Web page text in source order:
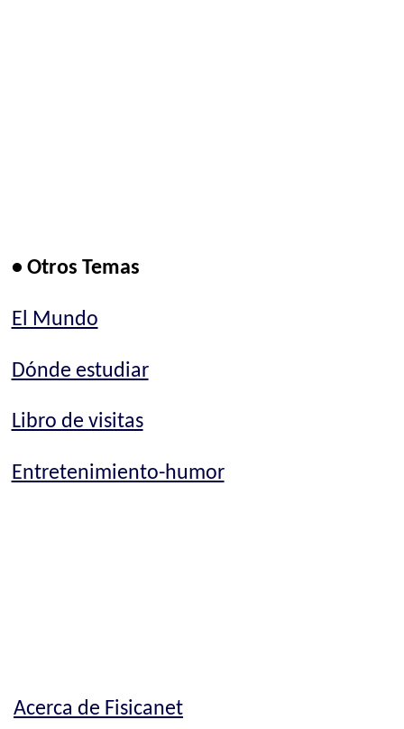
• Otros Temas
El Mundo
Dónde estudiar
Libro de visitas
Entretenimiento-humor
Acerca de Fisicanet